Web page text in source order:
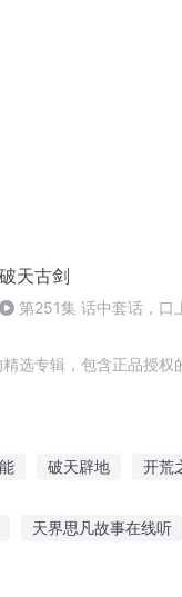
破天古剑
第251集 话中套话，口
选专辑，包含正品授
破天辟地 开荒
天界思凡故事在线听